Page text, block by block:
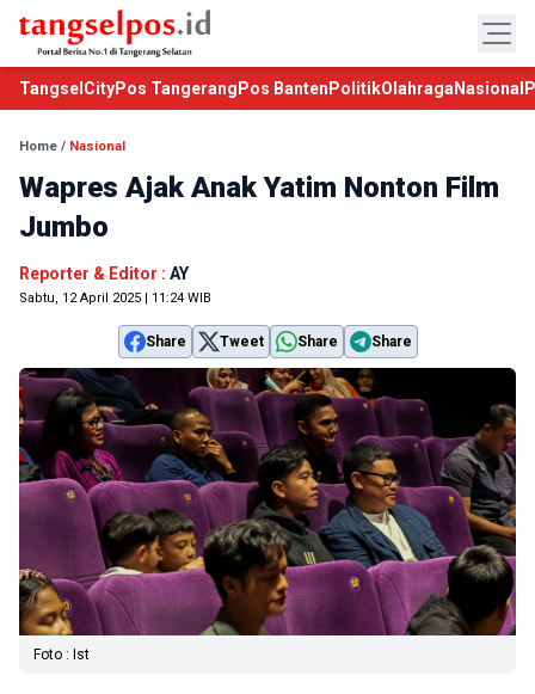
TangselCityPos Tangerang Pos Banten PolitikOlahraga Nasional
Home / Nasional
Wapres Ajak Anak Yatim Nonton Film
Jumbo
Reporter & Editor : AY
Sabtu, 12 April 2025 | 11:24 WIB
Share Tweet Share Share
Foto : Ist